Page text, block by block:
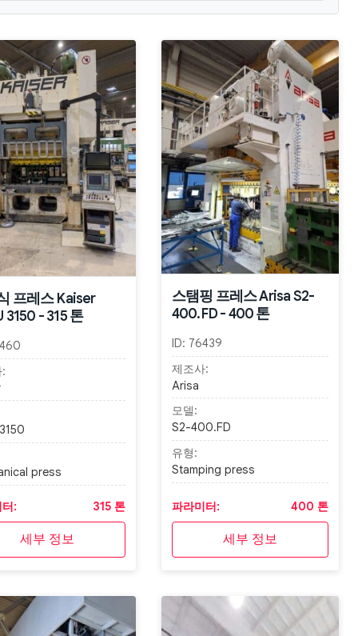
프레스 Kaiser
3150 - 315 톤
press
: 315 톤
세부 정보
스탬핑 프레스 Arisa S2-
400.FD - 400 톤
ID: 76439
제조사:
Arisa
모델:
S2-400.FD
유형:
Stamping press
파라미터: 400 톤
세부 정보